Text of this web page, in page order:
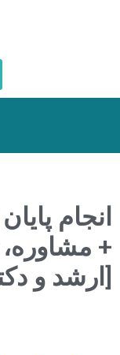
انجام
+
[ارشد و